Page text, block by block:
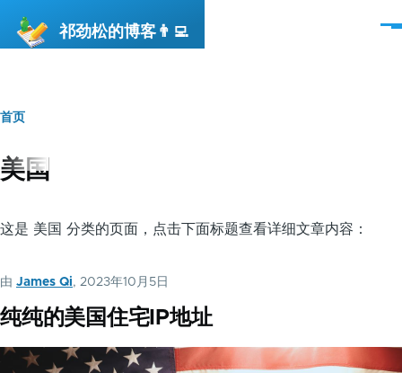
祁劲松的博客👨‍💻
菜
面
包
屑
首页
美国
这是 美国 分类的页面，点击下面标题查看详细文章内容：
由 James Qi, 2023年10月5日
纯纯的美国住宅IP地址